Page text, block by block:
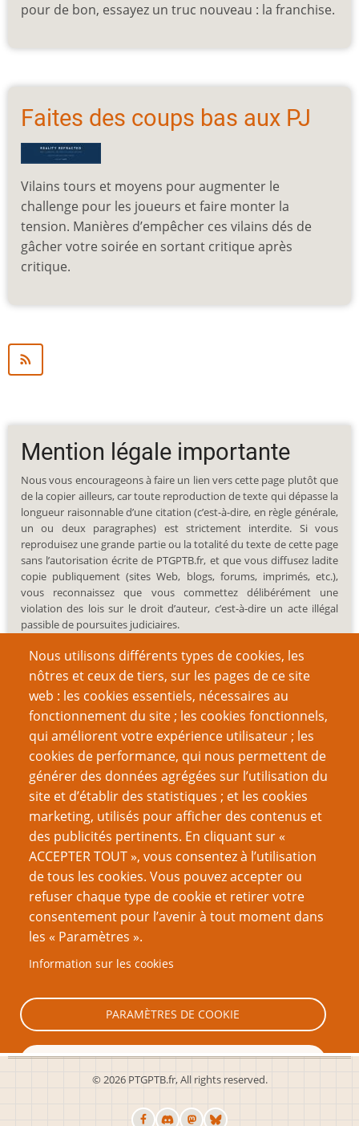
pour de bon, essayez un truc nouveau : la franchise.
Faites des coups bas aux PJ
Vilains tours et moyens pour augmenter le
challenge pour les joueurs et faire monter la
tension. Manières d’empêcher ces vilains dés de
gâcher votre soirée en sortant critique après
critique.
Nous utilisons différents types de cookies, les
nôtres et ceux de tiers, sur les pages de ce site
web : les cookies essentiels, nécessaires au
fonctionnement du site ; les cookies fonctionnels,
qui améliorent votre expérience utilisateur ; les
cookies de performance, qui nous permettent de
générer des données agrégées sur l’utilisation du
site et d’établir des statistiques ; et les cookies
marketing, utilisés pour afficher des contenus et
des publicités pertinents. En cliquant sur «
ACCEPTER TOUT », vous consentez à l’utilisation
de tous les cookies. Vous pouvez accepter ou
refuser chaque type de cookie et retirer votre
consentement pour l’avenir à tout moment dans
les « Paramètres ».
Information sur les cookies
PARAMÈTRES DE COOKIE
TOUT REFUSER
TOUT ACCEPTER
Mention légale importante
Nous vous encourageons à faire un lien vers cette page plutôt que
de la copier ailleurs, car toute reproduction de texte qui dépasse la
longueur raisonnable d’une citation (c’est-à-dire, en règle générale,
un ou deux paragraphes) est strictement interdite. Si vous
reproduisez une grande partie ou la totalité du texte de cette page
sans l’autorisation écrite de PTGPTB.fr, et que vous diffusez ladite
copie publiquement (sites Web, blogs, forums, imprimés, etc.),
vous reconnaissez que vous commettez délibérément une
violation des lois sur le droit d’auteur, c’est-à-dire un acte illégal
passible de poursuites judiciaires.
Recherche
Nom d'utilisateur
Mot de passe
Réinitialiser votre mot de passe
© 2026 PTGPTB.fr, All rights reserved.